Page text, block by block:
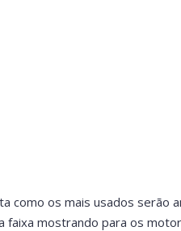
como os mais usados serão
faixa mostrando para os